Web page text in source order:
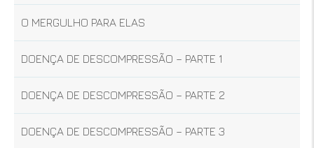
O MERGULHO PARA ELAS
DOENÇA DE DESCOMPRESSÃO – PARTE 1
DOENÇA DE DESCOMPRESSÃO – PARTE 2
DOENÇA DE DESCOMPRESSÃO – PARTE 3